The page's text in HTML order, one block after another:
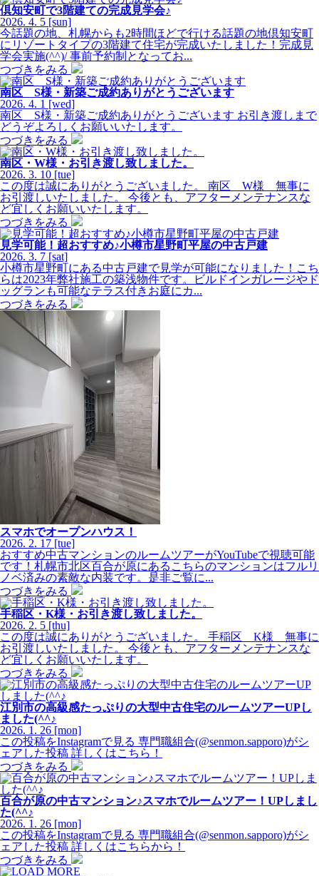
倶知安町で3階建ての完成見学会♪
2026. 4. 5 [sun]
今話題の地、札幌からも2時間ほどで行ける話題の地倶知安町
にリゾートタイプの3階建て住宅が完成いたしました！完成見
学会実施(^^)/ 事前予約制となってお...
つづきをみる
南区 S様・新築ご成約ありがとうございます
2026. 4. 1 [wed]
南区 S様・新築ご成約ありがとうございます お引き渡しまで
どうぞよろしくお願いいたします。
つづきをみる
南区・W様・お引き渡し致しました。
2026. 3. 10 [tue]
この度は誠にありがとうございました。 南区 W様 無事に
お引渡しいたしました。 今後とも、アフターメンテナンスな
ど宜しくお願いいたします。
つづきをみる
見学可能！超おすすめ♪小樽市星野町平屋の中古戸建
2026. 3. 7 [sat]
小樽市星野町にある中古戸建で見学が可能になりました！こち
らは2023年弊社施工の築浅物件です。ビルドインガレージやド
ッグランも可能なテラス付きお庭にカ...
つづきをみる
スマホでオープンハウス！
2026. 2. 17 [tue]
おすすめ中古マンションのルームツアーがYouTubeで視聴可能
です！札幌市北区百合が原にあるこちらのマンションはフルリ
ノベ済みの素敵な内装です。是非ご覧に...
つづきをみる
手稲区・K様・お引き渡し致しました。
2026. 2. 5 [thu]
この度は誠にありがとうございました。 手稲区 K様 無事に
お引渡しいたしました。 今後とも、アフターメンテナンスな
ど宜しくお願いいたします。
つづきをみる
江別市の高級感たっぷりの大型中古住宅のルームツアーUPし
ました(^^♪
2026. 1. 26 [mon]
この投稿をInstagramで見る 専門職組合(@senmon.sapporo)がシ
ェアした投稿 詳しくはこちら！
つづきをみる
百合が原の中古マンション♪スマホでルームツアー！UPしまし
た(^^♪
2026. 1. 26 [mon]
この投稿をInstagramで見る 専門職組合(@senmon.sapporo)がシ
ェアした投稿 詳しくはこちらから！
つづきをみる